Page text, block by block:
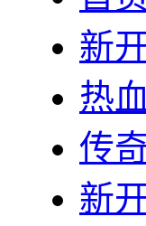
新
热
传
新